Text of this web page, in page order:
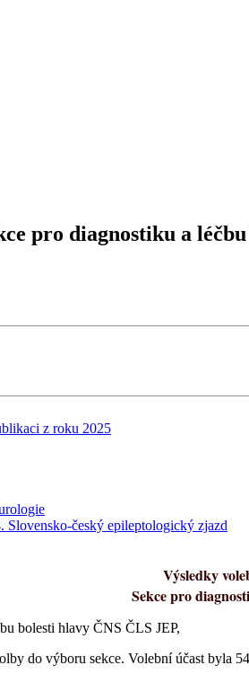
pro diagnostiku a
z roku 2025
Slovensko-český epileptologický zjazd
Výsledky
Sekce pro
bolesti hlavy ČNS ČLS JEP,
do výboru sekce. Volební účast byla